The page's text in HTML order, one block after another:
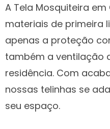
A Tela Mosquiteira
materiais de primeira
apenas a proteção
também a ventilação
residência. Com
nossas telinhas se
seu espaço.